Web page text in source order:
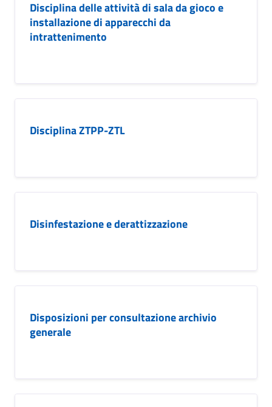
Disciplina delle attività di sala da gioco e
installazione di apparecchi da
intrattenimento
Disciplina ZTPP-ZTL
Disinfestazione e derattizzazione
Disposizioni per consultazione archivio
generale